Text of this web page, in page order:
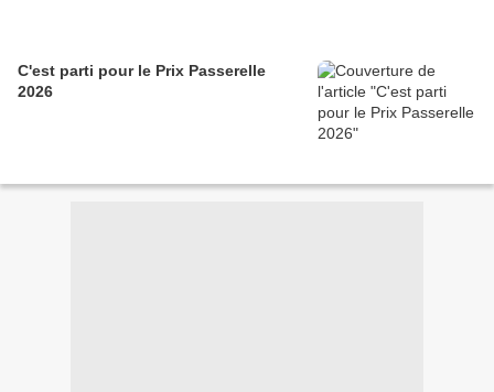
C'est parti pour le Prix Passerelle
2026